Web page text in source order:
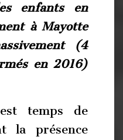
enfants en
à Mayotte
(4
en 2016)
temps de
la présence